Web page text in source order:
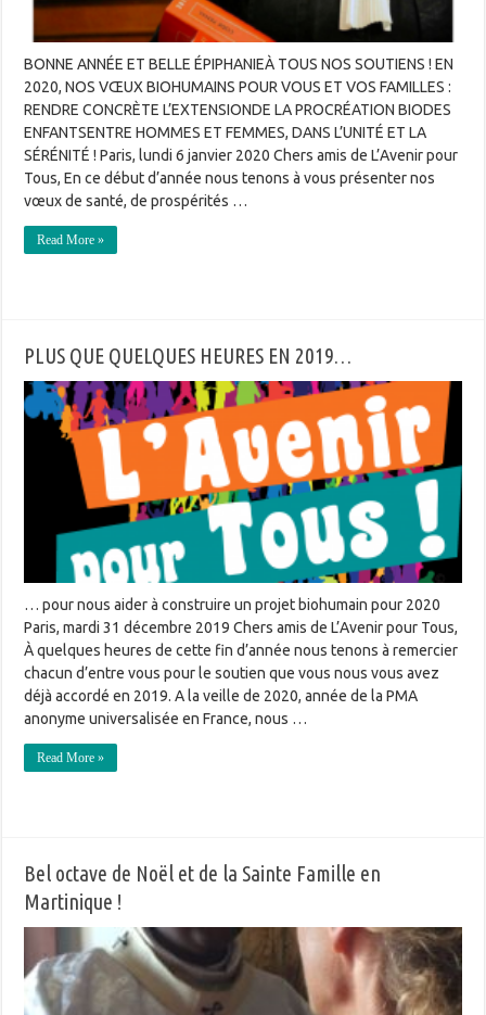
BONNE ANNÉE ET BELLE ÉPIPHANIEÀ TOUS NOS SOUTIENS ! EN
2020, NOS VŒUX BIOHUMAINS POUR VOUS ET VOS FAMILLES :
RENDRE CONCRÈTE L’EXTENSIONDE LA PROCRÉATION BIODES
ENFANTSENTRE HOMMES ET FEMMES, DANS L’UNITÉ ET LA
SÉRÉNITÉ ! Paris, lundi 6 janvier 2020 Chers amis de L’Avenir pour
Tous, En ce début d’année nous tenons à vous présenter nos
vœux de santé, de prospérités …
Read More »
PLUS QUE QUELQUES HEURES EN 2019…
… pour nous aider à construire un projet biohumain pour 2020
Paris, mardi 31 décembre 2019 Chers amis de L’Avenir pour Tous,
À quelques heures de cette fin d’année nous tenons à remercier
chacun d’entre vous pour le soutien que vous nous vous avez
déjà accordé en 2019. A la veille de 2020, année de la PMA
anonyme universalisée en France, nous …
Read More »
Bel octave de Noël et de la Sainte Famille en
Martinique !